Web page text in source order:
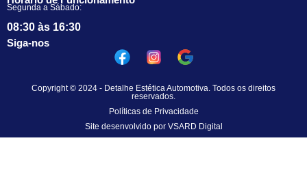
Segunda a Sábado:
08:30 às 16:30
Siga-nos
Copyright © 2024 - Detalhe Estética Automotiva. Todos os direitos
reservados.
Políticas de Privacidade
Site desenvolvido por VSARD Digital